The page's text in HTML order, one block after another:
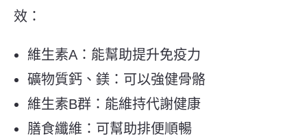
效：
維生素A：能幫助提升免疫力
礦物質鈣、鎂：可以強健骨骼
維生素B群：能維持代謝健康
膳食纖維：可幫助排便順暢